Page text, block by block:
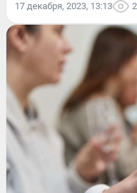
17 декабря, 2023, 13:13